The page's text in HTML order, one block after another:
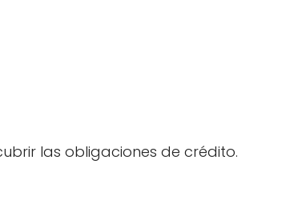
las obligaciones de crédito.